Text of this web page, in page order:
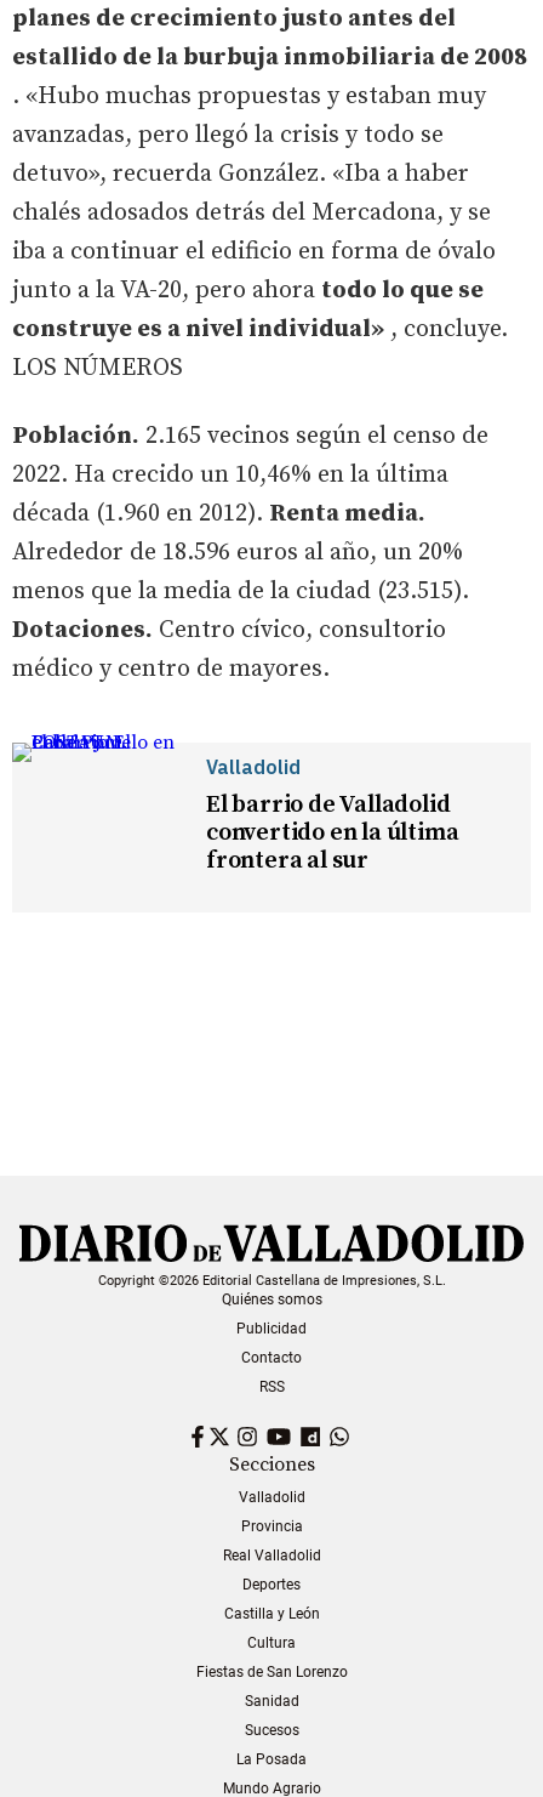
planes de crecimiento justo antes del
estallido de la burbuja inmobiliaria de 2008
. «Hubo muchas propuestas y estaban muy
avanzadas, pero llegó la crisis y todo se
detuvo», recuerda González. «Iba a haber
chalés adosados detrás del Mercadona, y se
iba a continuar el edificio en forma de óvalo
junto a la VA-20, pero ahora todo lo que se
construye es a nivel individual» , concluye.
LOS NÚMEROS
Población. 2.165 vecinos según el censo de
2022. Ha crecido un 10,46% en la última
década (1.960 en 2012). Renta media.
Alrededor de 18.596 euros al año, un 20%
menos que la media de la ciudad (23.515).
Dotaciones. Centro cívico, consultorio
médico y centro de mayores.
Valladolid
El barrio de Valladolid
convertido en la última
frontera al sur
Copyright ©2026 Editorial Castellana de Impresiones, S.L.
Quiénes somos
Publicidad
Contacto
RSS
Facebook
TwitterInstagram
YouTubeDailymotion
Secciones
Valladolid
Provincia
Real Valladolid
Deportes
Castilla y León
Cultura
Fiestas de San Lorenzo
Sanidad
Sucesos
La Posada
Mundo Agrario